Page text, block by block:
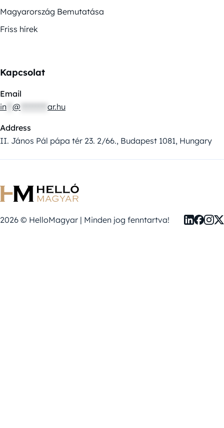
Magyarország Bemutatása
Friss hírek
Kapcsolat
Email
in @ ar.hu
Address
II. János Pál pápa tér 23. 2/66., Budapest 1081, Hungary
2026 © HelloMagyar | Minden jog fenntartva!